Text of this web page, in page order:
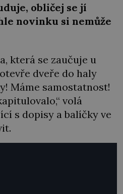
obličej se jí
novinku si nemůže
která se zaučuje u
dveře do haly
Máme samostatnost!
volá
s dopisy a balíčky ve